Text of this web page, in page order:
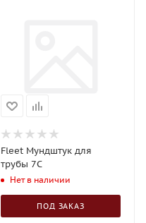
Fleet Мундштук для
трубы 7C
Нет в наличии
ПОД ЗАКАЗ